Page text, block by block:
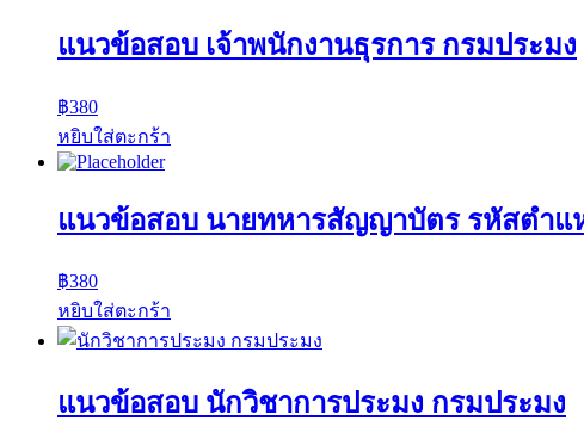
แนวข้อสอบ เจ้าพนักงานธุรการ กรมประมง
฿380
หยิบใส่ตะกร้า
แนวข้อสอบ นายทหารสัญญาบัตร รหัสตำแ
฿380
หยิบใส่ตะกร้า
แนวข้อสอบ นักวิชาการประมง กรมประมง